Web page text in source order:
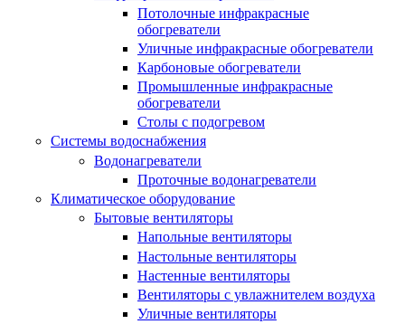
Потолочные инфракрасные
обогреватели
Уличные инфракрасные обогреватели
Карбоновые обогреватели
Промышленные инфракрасные
обогреватели
Столы с подогревом
Системы водоснабжения
Водонагреватели
Проточные водонагреватели
Климатическое оборудование
Бытовые вентиляторы
Напольные вентиляторы
Настольные вентиляторы
Настенные вентиляторы
Вентиляторы с увлажнителем воздуха
Уличные вентиляторы